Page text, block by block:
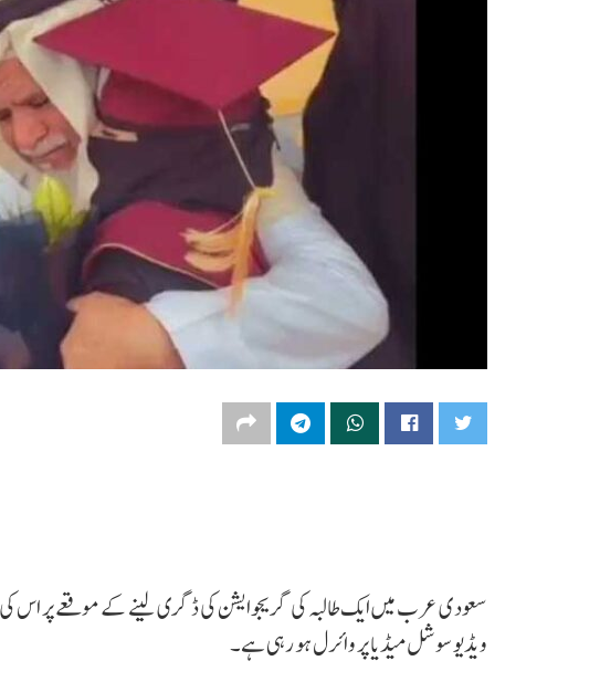
سعودی عرب میں ایک طالبہ کی گریجوایشن کی ڈگری لینے کے موقعے پر اس
ویڈیو سوشل میڈیا پر وائرل ہو رہی ہے۔